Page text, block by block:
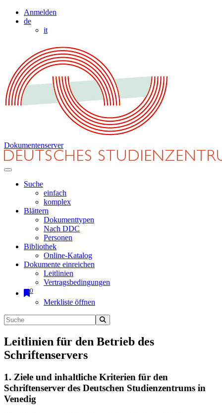
Anmelden
de
it
Dokumentenserver
Suche
einfach
komplex
Blättern
Dokumenttypen
Nach DDC
Personen
Bibliothek
Online-Katalog
Dokumente einreichen
Leitlinien
Vertragsbedingungen
0
Merkliste öffnen
Leitlinien für den Betrieb des
Schriftenservers
1. Ziele und inhaltliche Kriterien für den
Schriftenserver des Deutschen Studienzentrums in
Venedig